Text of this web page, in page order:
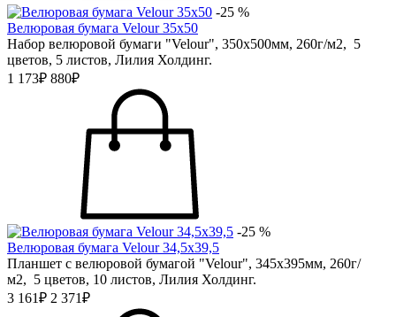
-25 %
Велюровая бумага Velour 35х50
Набор велюровой бумаги "Velour", 350х500мм, 260г/м2, 5
цветов, 5 листов, Лилия Холдинг.
1 173₽ 880₽
-25 %
Велюровая бумага Velour 34,5х39,5
Планшет с велюровой бумагой "Velour", 345х395мм, 260г/
м2, 5 цветов, 10 листов, Лилия Холдинг.
3 161₽ 2 371₽